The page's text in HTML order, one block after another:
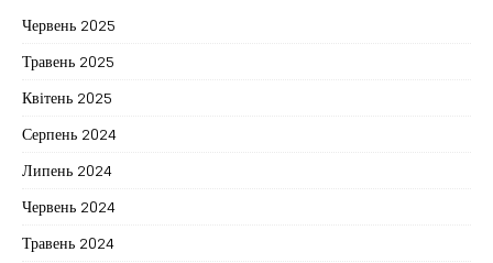
Червень 2025
Травень 2025
Квітень 2025
Серпень 2024
Липень 2024
Червень 2024
Травень 2024